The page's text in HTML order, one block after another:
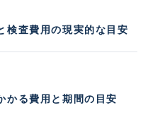
検査費用の現実的な目安
かる費用と期間の目安